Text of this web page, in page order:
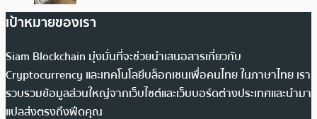
เป้าหมายของเรา
Siam Blockchain มุ่งมั่นที่จะช่วยนำเสนอสารเกี่ยวกับ
Cryptocurrency และเทคโนโลยีบล็อกเชนเพื่อคนไทย ในภาษาไทย เรา
รวบรวมข้อมูลส่วนใหญ่จากเว็บไซต์และเว็บบอร์ดต่างประเทศและนำมา
แปลส่งตรงถึงฟีดคุณ